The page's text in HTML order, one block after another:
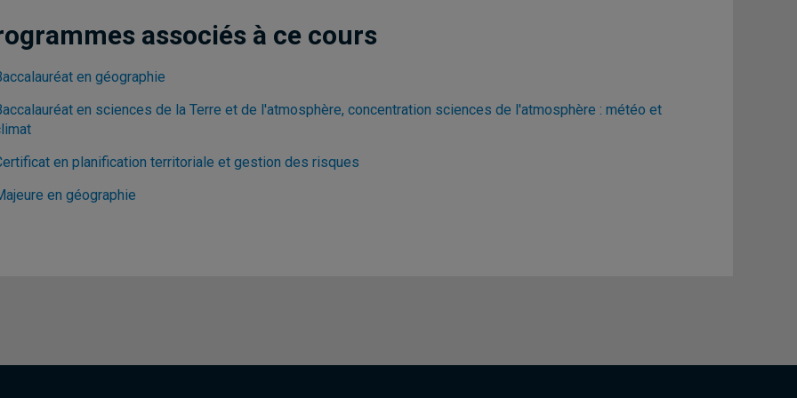
associés à ce cours
en géographie
en sciences de la Terre et de l'atmosphère, concentration sciences de l'atmosphère : météo et
en planification territoriale et gestion des risques
en géographie